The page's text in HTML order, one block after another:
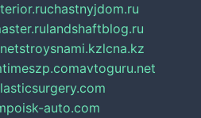
chastnyjdom.ru
landshaftblog.ru
stroysnami.kzlcna.kz
timeszp.comavtoguru.net
poisk-auto.com